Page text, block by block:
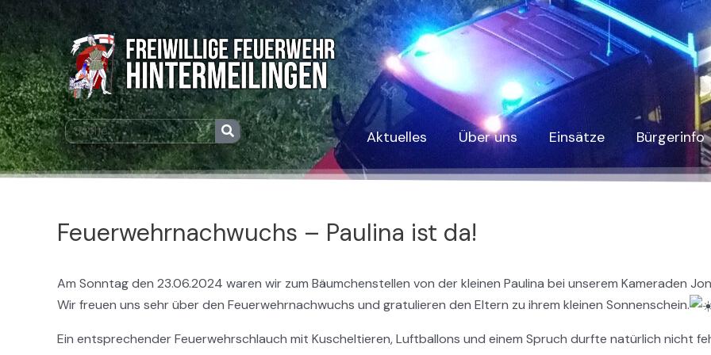
Inhalt
springen
Suche Suche
Aktuelles Über uns Einsätze Bürgerinfo
Feuerwehrnachwuchs – Paulina ist da!
Am Sonntag den 23.06.2024 waren wir zum Bäumchenstellen von der kleinen Paulina bei unserem Kameraden
Wir freuen uns sehr über den Feuerwehrnachwuchs und gratulieren den Eltern zu ihrem kleinen Sonnenschein.
Ein entsprechender Feuerwehrschlauch mit Kuscheltieren, Luftballons und einem Spruch durfte natürlich nicht
Post
navigation